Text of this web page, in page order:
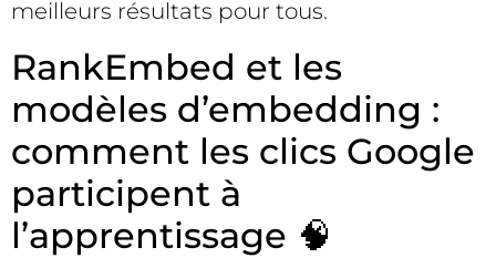
meilleurs résultats pour tous.
RankEmbed et les
modèles d’embedding :
comment les clics Google
participent à
l’apprentissage 🧠